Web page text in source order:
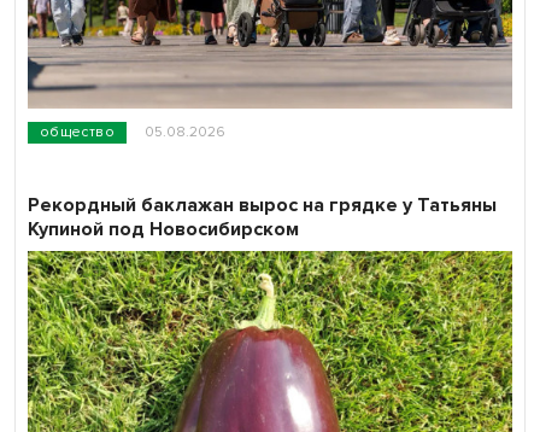
общество 05.08.2026
Рекордный баклажан вырос на грядке у Татьяны
Купиной под Новосибирском